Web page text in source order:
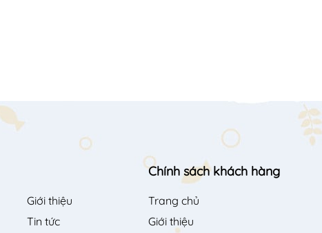
Giới thiệu
Tin tức
Chính sách khách hàng
Trang chủ
Giới thiệu